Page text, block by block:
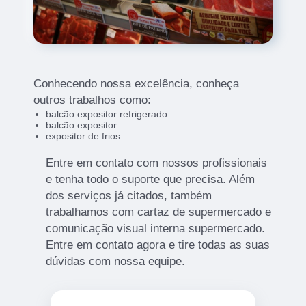
Conhecendo nossa excelência, conheça
outros trabalhos como:
balcão expositor refrigerado
balcão expositor
expositor de frios
Entre em contato com nossos profissionais
e tenha todo o suporte que precisa. Além
dos serviços já citados, também
trabalhamos com cartaz de supermercado e
comunicação visual interna supermercado.
Entre em contato agora e tire todas as suas
dúvidas com nossa equipe.